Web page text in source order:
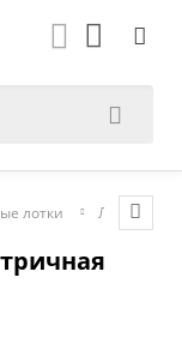
лотки Листовые